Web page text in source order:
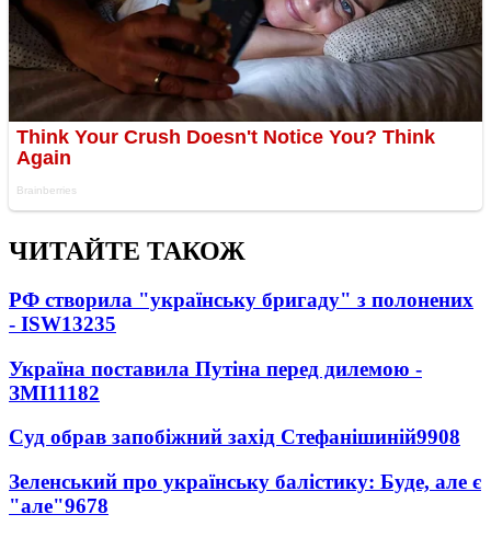
ЧИТАЙТЕ ТАКОЖ
РФ створила "українську бригаду" з полонених
- ISW13235
Україна поставила Путіна перед дилемою -
ЗМІ11182
Суд обрав запобіжний захід Стефанішиній9908
Зеленський про українську балістику: Буде, але є
"але"9678